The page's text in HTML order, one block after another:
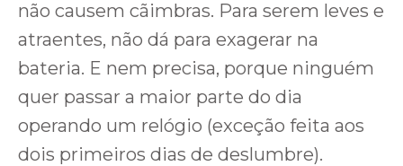
não causem cãimbras. Para serem leves e
atraentes, não dá para exagerar na
bateria. E nem precisa, porque ninguém
quer passar a maior parte do dia
operando um relógio (exceção feita aos
dois primeiros dias de deslumbre).